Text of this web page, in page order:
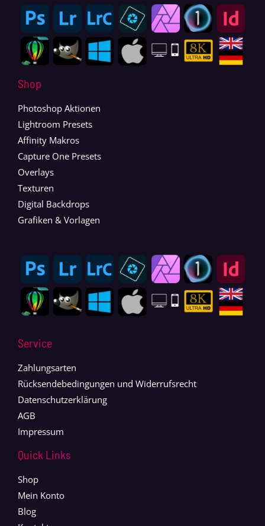
Shop
Photoshop Aktionen
Lightroom Presets
Affinity Makros
Capture One Presets
Overlays
Texturen
Digital Backdrops
Grafiken & Vorlagen
Service
Zahlungsarten
Rücksendebedingungen und Widerrufsrecht
Datenschutzerklärung
AGB
Impressum
Quick Links
Shop
Mein Konto
Blog